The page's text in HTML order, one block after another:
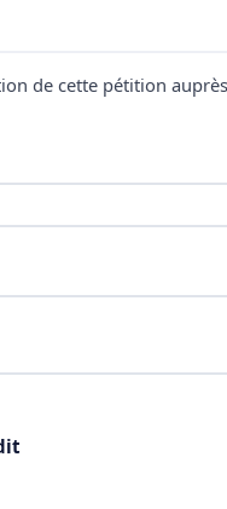
de cette pétition